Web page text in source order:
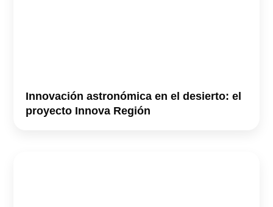
Innovación astronómica en el desierto: el
proyecto Innova Región